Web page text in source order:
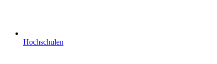
Hochschulen